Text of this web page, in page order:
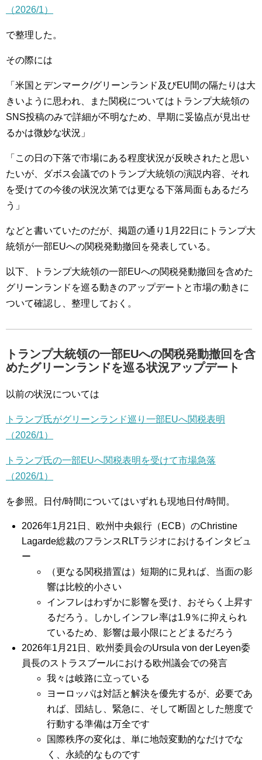
（2026/1）
で整理した。
その際には
「米国とデンマーク/グリーンランド及びEU間の隔たりは大
きいように思われ、また関税についてはトランプ大統領の
SNS投稿のみで詳細が不明なため、早期に妥協点が見出せ
るかは微妙な状況」
「この日の下落で市場にある程度状況が反映されたと思い
たいが、ダボス会議でのトランプ大統領の演説内容、それ
を受けての今後の状況次第では更なる下落局面もあるだろ
う」
などと書いていたのだが、掲題の通り1月22日にトランプ大
統領が一部EUへの関税発動撤回を発表している。
以下、トランプ大統領の一部EUへの関税発動撤回を含めた
グリーンランドを巡る動きのアップデートと市場の動きに
ついて確認し、整理しておく。
トランプ大統領の一部EUへの関税発動撤回を含
めたグリーンランドを巡る状況アップデート
以前の状況については
トランプ氏がグリーンランド巡り一部EUへ関税表明
（2026/1）
トランプ氏の一部EUへ関税表明を受けて市場急落
（2026/1）
を参照。日付/時間についてはいずれも現地日付/時間。
2026年1月21日、欧州中央銀行（ECB）のChristine
Lagarde総裁のフランスRLTラジオにおけるインタビュ
ー
（更なる関税措置は）短期的に見れば、当面の影
響は比較的小さい
インフレはわずかに影響を受け、おそらく上昇す
るだろう。しかしインフレ率は1.9％に抑えられ
ているため、影響は最小限にとどまるだろう
2026年1月21日、欧州委員会のUrsula von der Leyen委
員長のストラスブールにおける欧州議会での発言
我々は岐路に立っている
ヨーロッパは対話と解決を優先するが、必要であ
れば、団結し、緊急に、そして断固とした態度で
行動する準備は万全です
国際秩序の変化は、単に地殻変動的なだけでな
く、永続的なものです